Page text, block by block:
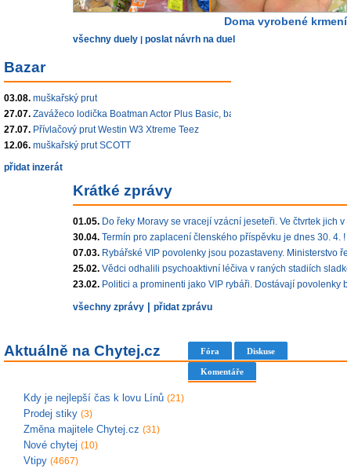
Doma vyrobené krmení
všechny duely | poslat návrh na duel
Bazar
03.08. muškařský prut
27.07. Zavážeco lodička Boatman Actor Plus Basic, batoh, tyč.
27.07. Přívlačový prut Westin W3 Xtreme Teez
12.06. muškařský prut SCOTT
přidat inzerát
Krátké zprávy
01.05. Do řeky Moravy se vracejí vzácní jeseteři. Ve čtvrtek jich
30.04. Termín pro zaplacení členského příspěvku je dnes 30. 4. !
07.03. Rybářské VIP povolenky jsou pozastaveny. Ministerstvo
25.02. Vědci odhalili psychoaktivní léčiva v raných stadiích
23.02. Politici a prominenti jako VIP rybáři. Dostávají povolenky
všechny zprávy přidat zprávu
Aktuálně na Chytej.cz Fóra Diskuse
Komentáře
Kdy je nejlepší čas k lovu Línů (21)
Prodej stiky (3)
Změna majitele Chytej.cz (31)
Nové chytej (10)
Vtipy (4667)